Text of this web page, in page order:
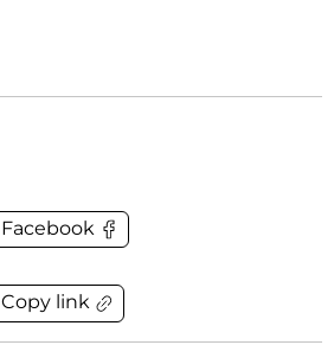
Facebook
Copy link